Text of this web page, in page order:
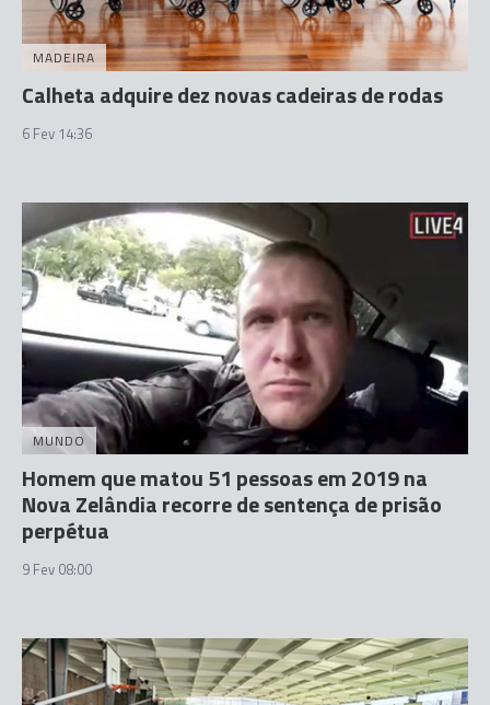
MADEIRA
Calheta adquire dez novas cadeiras de rodas
6 Fev 14:36
MUNDO
Homem que matou 51 pessoas em 2019 na
Nova Zelândia recorre de sentença de prisão
perpétua
9 Fev 08:00